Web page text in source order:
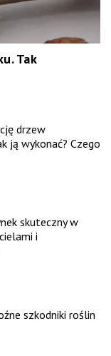
Tak
drzew
ją wykonać? Czego
skuteczny w
i
szkodniki roślin